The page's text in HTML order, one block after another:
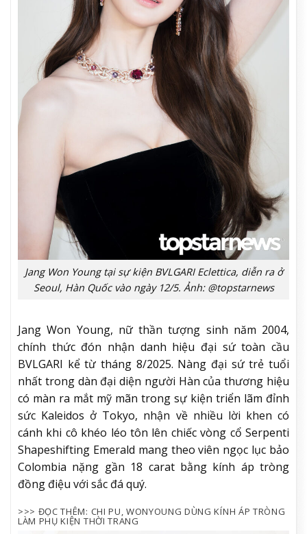
Jang Won Young tại sự kiện BVLGARI Eclettica, diễn ra ở
Seoul, Hàn Quốc vào ngày 12/5. Ảnh: @topstarnews
Jang Won Young, nữ thần tượng sinh năm 2004,
chính thức đón nhận danh hiệu đại sứ toàn cầu
BVLGARI kể từ tháng 8/2025. Nàng đại sứ trẻ tuổi
nhất trong dàn đại diện người Hàn của thương hiệu
có màn ra mắt mỹ mãn trong sự kiện triển lãm đỉnh
sức Kaleidos ở Tokyo, nhận về nhiều lời khen có
cánh khi cô khéo léo tôn lên chiếc vòng cổ Serpenti
Shapeshifting Emerald mang theo viên ngọc lục bảo
Colombia nặng gần 18 carat bằng kính áp tròng
đồng điệu với sắc đá quý.
>>> ĐỌC THÊM: CHI PU, WONYOUNG DÙNG KÍNH ÁP TRÒNG
LÀM PHỤ KIỆN THỜI TRANG